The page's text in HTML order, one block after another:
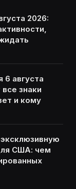
2026:
6 августа
знаки
и кому
США: чем